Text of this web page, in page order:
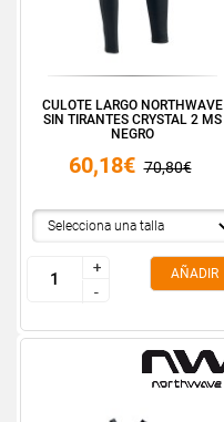
CULOTE LARGO NORTHWAVE
SIN TIRANTES CRYSTAL 2 MS
NEGRO
60,18€ 70,80€
+
-
+
-
AÑADIR